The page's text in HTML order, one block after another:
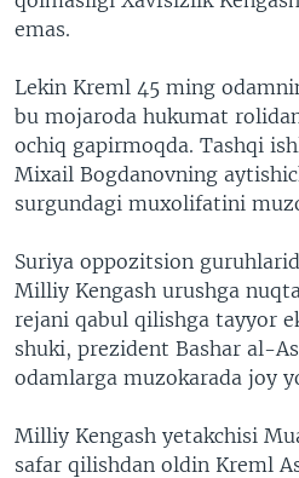
emas.
Lekin Kreml 45 ming
bu mojaroda hukumat
ochiq gapirmoqda. Tashqi
Mixail Bogdanovning
surgundagi muxolifatini
Suriya oppozitsion
Milliy Kengash urushga
rejani qabul qilishga tayyor
shuki, prezident Bashar al-
odamlarga muzokarada joy
Milliy Kengash yetakchisi
safar qilishdan oldin Kreml